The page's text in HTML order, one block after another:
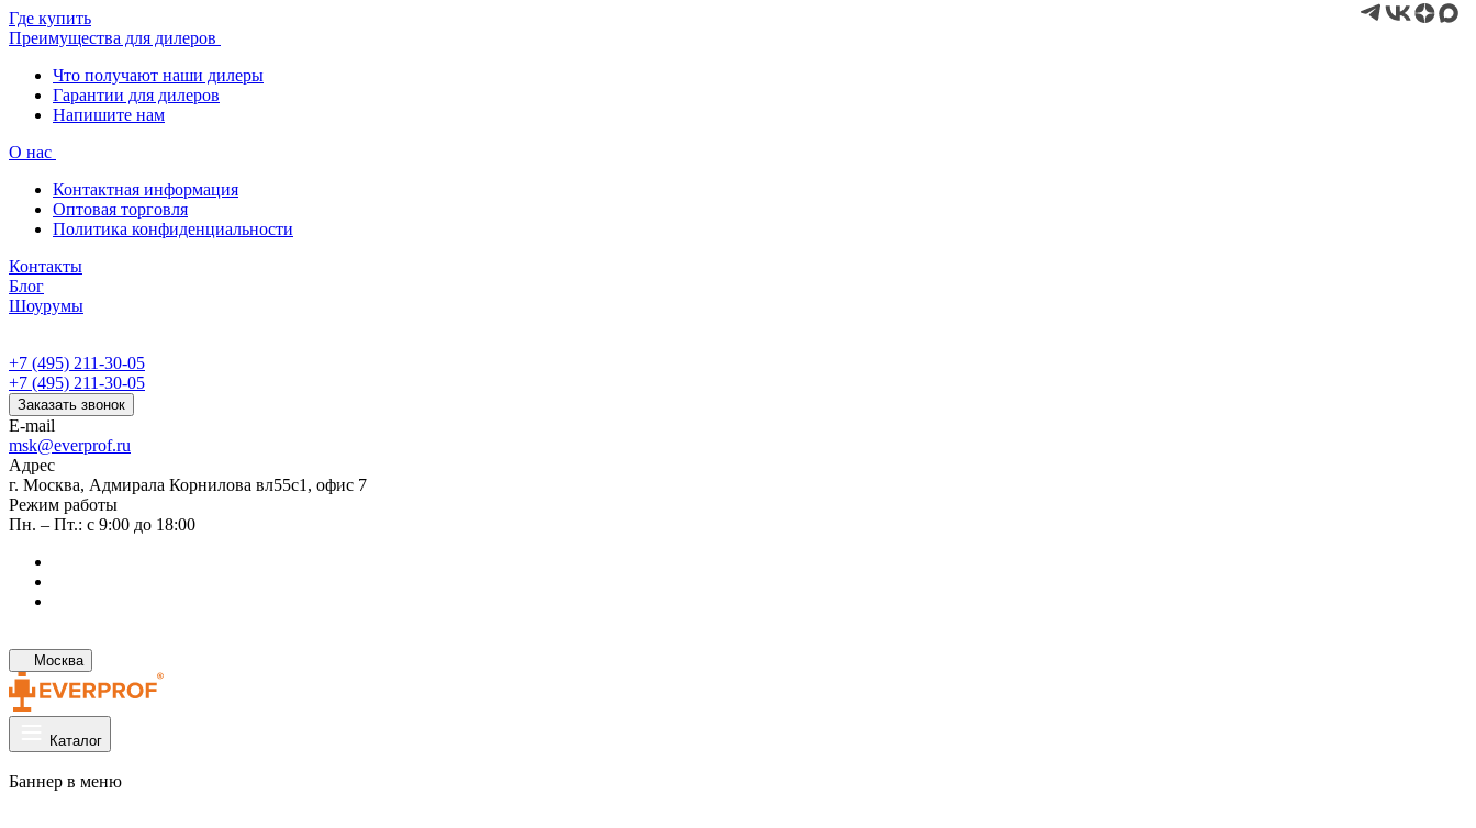
Где купить
Преимущества для дилеров
Что получают наши дилеры
Гарантии для дилеров
Напишите нам
О нас
Контактная информация
Оптовая торговля
Политика конфиденциальности
Контакты
Блог
Шоурумы
+7 (495) 211-30-05
+7 (495) 211-30-05
Заказать звонок
E-mail
msk@everprof.ru
Адрес
г. Москва, Адмирала Корнилова вл55с1, офис 7
Режим работы
Пн. – Пт.: с 9:00 до 18:00
Москва
Каталог
Баннер в меню